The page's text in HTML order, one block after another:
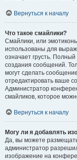
Вернуться к началу
Что такое смайлики?
Смайлики, или
использованы для
означает грусть.
создания сообщений.
могут сделать
отредактировать ваше
Администратор
смайликов, которое
Вернуться к началу
Могу ли я добавлять
Да, вы можете
администратор
изображение на